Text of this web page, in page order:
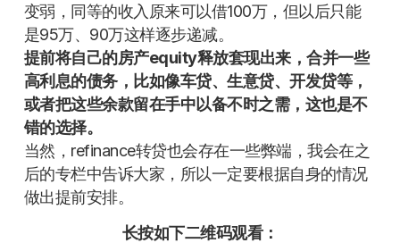
变弱，同等的收入原来可以借100万，但以后只能
是95万、90万这样逐步递减。
提前将自己的房产equity释放套现出来，合并一些
高利息的债务，比如像车贷、生意贷、开发贷等，
或者把这些余款留在手中以备不时之需，这也是不
错的选择。
当然，refinance转贷也会存在一些弊端，我会在之
后的专栏中告诉大家，所以一定要根据自身的情况
做出提前安排。
长按如下二维码观看：